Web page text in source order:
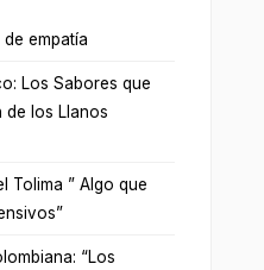
empatía
Los Sabores que
de los Llanos
Tolima ” Algo que
“Los